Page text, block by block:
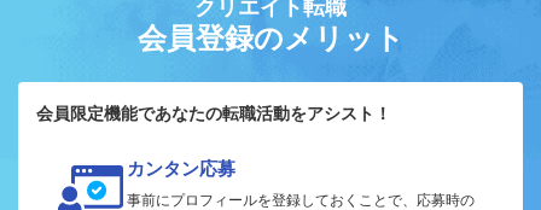
クリエイト転職
会員登録のメリット
会員限定機能であなたの転職活動をアシスト！
カンタン応募
事前にプロフィールを登録しておくことで、応募時の